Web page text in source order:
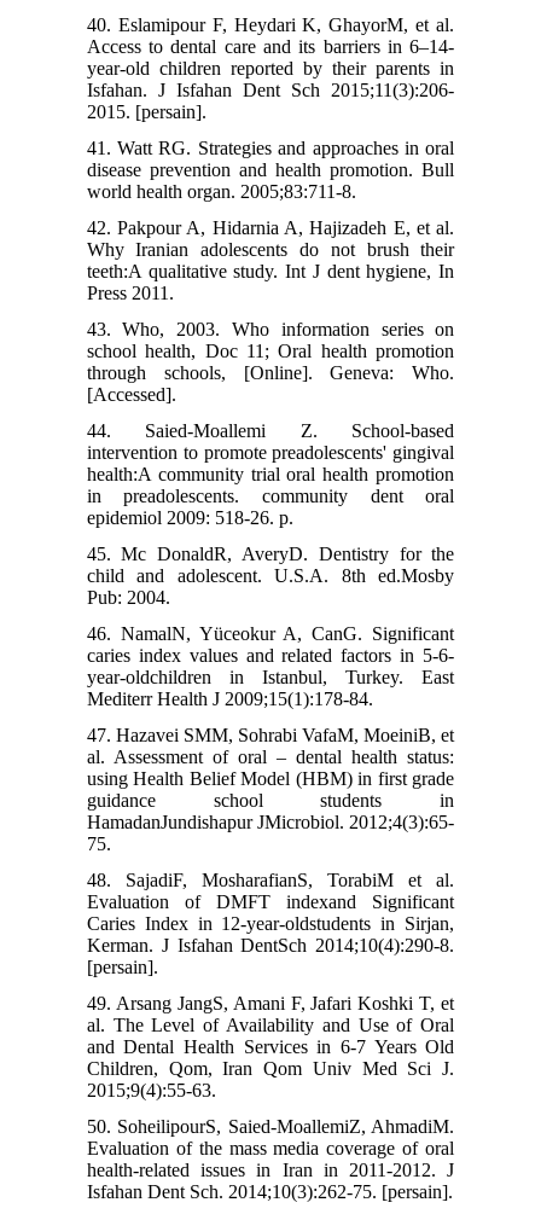
40. Eslamipour F, Heydari K, GhayorM, et al.
Access to dental care and its barriers in 6‒14-
year-old children reported by their parents in
Isfahan. J Isfahan Dent Sch 2015;11(3):206-
2015. [persain].
41. Watt RG. Strategies and approaches in oral
disease prevention and health promotion. Bull
world health organ. 2005;83:711-8.
42. Pakpour A, Hidarnia A, Hajizadeh E, et al.
Why Iranian adolescents do not brush their
teeth:A qualitative study. Int J dent hygiene, In
Press 2011.
43. Who, 2003. Who information series on
school health, Doc 11; Oral health promotion
through schools, [Online]. Geneva: Who.
[Accessed].
44. Saied-Moallemi Z. School-based
intervention to promote preadolescents' gingival
health:A community trial oral health promotion
in preadolescents. community dent oral
epidemiol 2009: 518-26. p.
45. Mc DonaldR, AveryD. Dentistry for the
child and adolescent. U.S.A. 8th ed.Mosby
Pub: 2004.
46. NamalN, Yüceokur A, CanG. Significant
caries index values and related factors in 5-6-
year-oldchildren in Istanbul, Turkey. East
Mediterr Health J 2009;15(1):178-84.
47. Hazavei SMM, Sohrabi VafaM, MoeiniB, et
al. Assessment of oral – dental health status:
using Health Belief Model (HBM) in first grade
guidance school students in
HamadanJundishapur JMicrobiol. 2012;4(3):65-
75.
48. SajadiF, MosharafianS, TorabiM et al.
Evaluation of DMFT indexand Significant
Caries Index in 12-year-oldstudents in Sirjan,
Kerman. J Isfahan DentSch 2014;10(4):290-8.
[persain].
49. Arsang JangS, Amani F, Jafari Koshki T, et
al. The Level of Availability and Use of Oral
and Dental Health Services in 6-7 Years Old
Children, Qom, Iran Qom Univ Med Sci J.
2015;9(4):55-63.
50. SoheilipourS, Saied-MoallemiZ, AhmadiM.
Evaluation of the mass media coverage of oral
health-related issues in Iran in 2011-2012. J
Isfahan Dent Sch. 2014;10(3):262-75. [persain].